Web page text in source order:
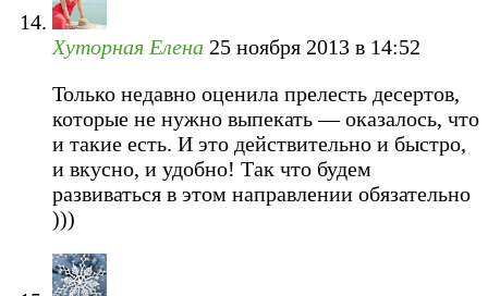
Хуторная Елена 25 ноября 2013 в 14:52
Только недавно оценила прелесть десертов,
которые не нужно выпекать — оказалось, что
и такие есть. И это действительно и быстро,
и вкусно, и удобно! Так что будем
развиваться в этом направлении обязательно
)))